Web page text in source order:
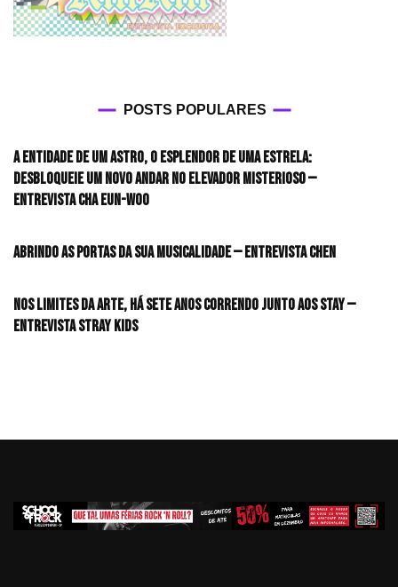
POSTS POPULARES
A entidade de um astro, o esplendor de uma estrela:
desbloqueie um novo andar no elevador misterioso —
Entrevista CHA EUN-WOO
Abrindo as portas da sua musicalidade — Entrevista CHEN
Nos limites da arte, há sete anos correndo junto aos STAY —
Entrevista Stray Kids